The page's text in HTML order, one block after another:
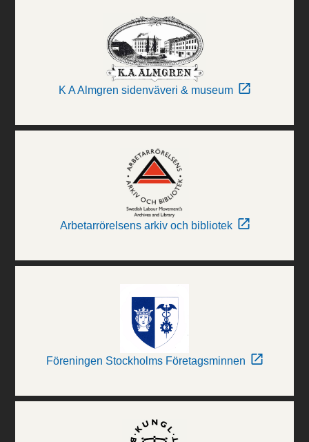
K A Almgren sidenväveri & museum
Arbetarrörelsens arkiv och bibliotek
Föreningen Stockholms Företagsminnen